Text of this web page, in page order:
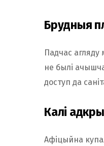
Брудныя
Падчас
не былі
доступ да
Калі
Афіцыйна